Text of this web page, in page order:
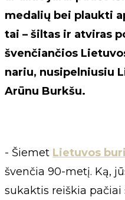
medalių bei plaukti
tai – šiltas ir atviras
švenčiančios
nariu, nusipelniusiu
Arūnu Burkšu.
- Šiemet Lietuvos
švenčia 90-metį. Ką,
sukaktis reiškia